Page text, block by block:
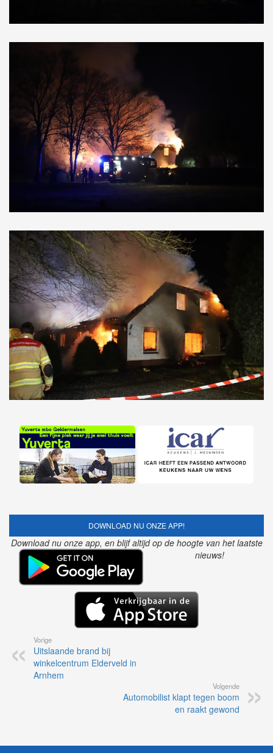
DOWNLOAD NU ONZE APP!
Download nu onze app, en blijf altijd op de hoogte van het laatste
nieuws!
Vorige
Uitslaande brand bij
winkelcentrum Elderveld in
Arnhem
Volgende
Automobilist klapt tegen boom
en raakt gewond